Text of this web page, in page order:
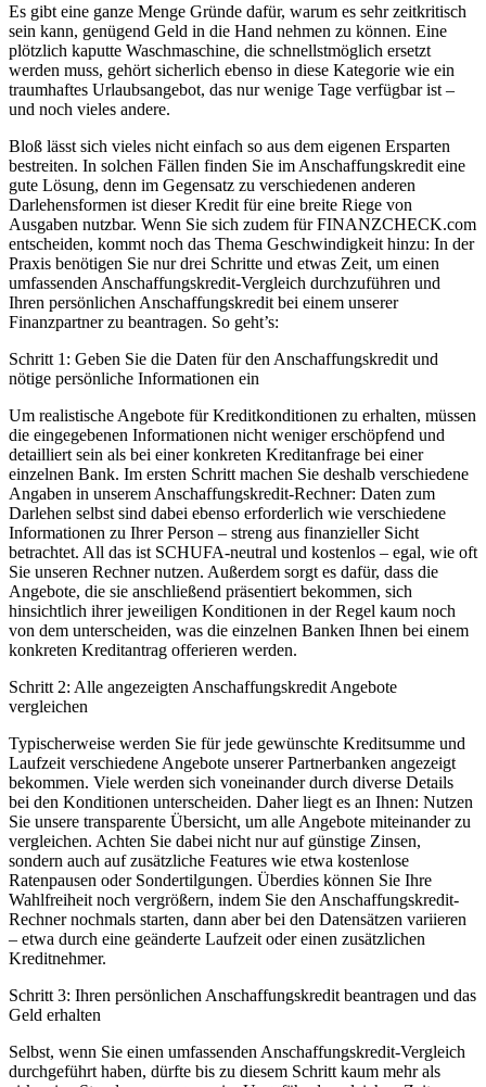
Es gibt eine ganze Menge Gründe dafür, warum es sehr zeitkritisch
sein kann, genügend Geld in die Hand nehmen zu können. Eine
plötzlich kaputte Waschmaschine, die schnellstmöglich ersetzt
werden muss, gehört sicherlich ebenso in diese Kategorie wie ein
traumhaftes Urlaubsangebot, das nur wenige Tage verfügbar ist –
und noch vieles andere.
Bloß lässt sich vieles nicht einfach so aus dem eigenen Ersparten
bestreiten. In solchen Fällen finden Sie im Anschaffungskredit eine
gute Lösung, denn im Gegensatz zu verschiedenen anderen
Darlehensformen ist dieser Kredit für eine breite Riege von
Ausgaben nutzbar. Wenn Sie sich zudem für FINANZCHECK.com
entscheiden, kommt noch das Thema Geschwindigkeit hinzu: In der
Praxis benötigen Sie nur drei Schritte und etwas Zeit, um einen
umfassenden Anschaffungskredit-Vergleich durchzuführen und
Ihren persönlichen Anschaffungskredit bei einem unserer
Finanzpartner zu beantragen. So geht’s:
Schritt 1: Geben Sie die Daten für den Anschaffungskredit und
nötige persönliche Informationen ein
Um realistische Angebote für Kreditkonditionen zu erhalten, müssen
die eingegebenen Informationen nicht weniger erschöpfend und
detailliert sein als bei einer konkreten Kreditanfrage bei einer
einzelnen Bank. Im ersten Schritt machen Sie deshalb verschiedene
Angaben in unserem Anschaffungskredit-Rechner: Daten zum
Darlehen selbst sind dabei ebenso erforderlich wie verschiedene
Informationen zu Ihrer Person – streng aus finanzieller Sicht
betrachtet. All das ist SCHUFA-neutral und kostenlos – egal, wie oft
Sie unseren Rechner nutzen. Außerdem sorgt es dafür, dass die
Angebote, die sie anschließend präsentiert bekommen, sich
hinsichtlich ihrer jeweiligen Konditionen in der Regel kaum noch
von dem unterscheiden, was die einzelnen Banken Ihnen bei einem
konkreten Kreditantrag offerieren werden.
Schritt 2: Alle angezeigten Anschaffungskredit Angebote
vergleichen
Typischerweise werden Sie für jede gewünschte Kreditsumme und
Laufzeit verschiedene Angebote unserer Partnerbanken angezeigt
bekommen. Viele werden sich voneinander durch diverse Details
bei den Konditionen unterscheiden. Daher liegt es an Ihnen: Nutzen
Sie unsere transparente Übersicht, um alle Angebote miteinander zu
vergleichen. Achten Sie dabei nicht nur auf günstige Zinsen,
sondern auch auf zusätzliche Features wie etwa kostenlose
Ratenpausen oder Sondertilgungen. Überdies können Sie Ihre
Wahlfreiheit noch vergrößern, indem Sie den Anschaffungskredit-
Rechner nochmals starten, dann aber bei den Datensätzen variieren
– etwa durch eine geänderte Laufzeit oder einen zusätzlichen
Kreditnehmer.
Schritt 3: Ihren persönlichen Anschaffungskredit beantragen und das
Geld erhalten
Selbst, wenn Sie einen umfassenden Anschaffungskredit-Vergleich
durchgeführt haben, dürfte bis zu diesem Schritt kaum mehr als